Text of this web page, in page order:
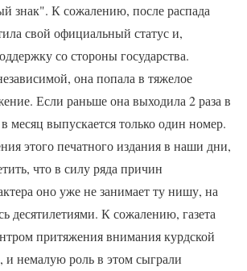
знак". К сожалению, после распада
свой официальный статус и,
со стороны государства.
она попала в тяжелое
Если раньше она выходила 2 раза в
месяц выпускается только один номер.
этого печатного издания в наши дни,
что в силу ряда причин
оно уже не занимает ту нишу, на
десятилетиями. К сожалению, газета
притяжения внимания курдской
немалую роль в этом сыграли